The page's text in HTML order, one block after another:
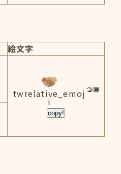
絵文字
twrelative_emoj
i
copy!